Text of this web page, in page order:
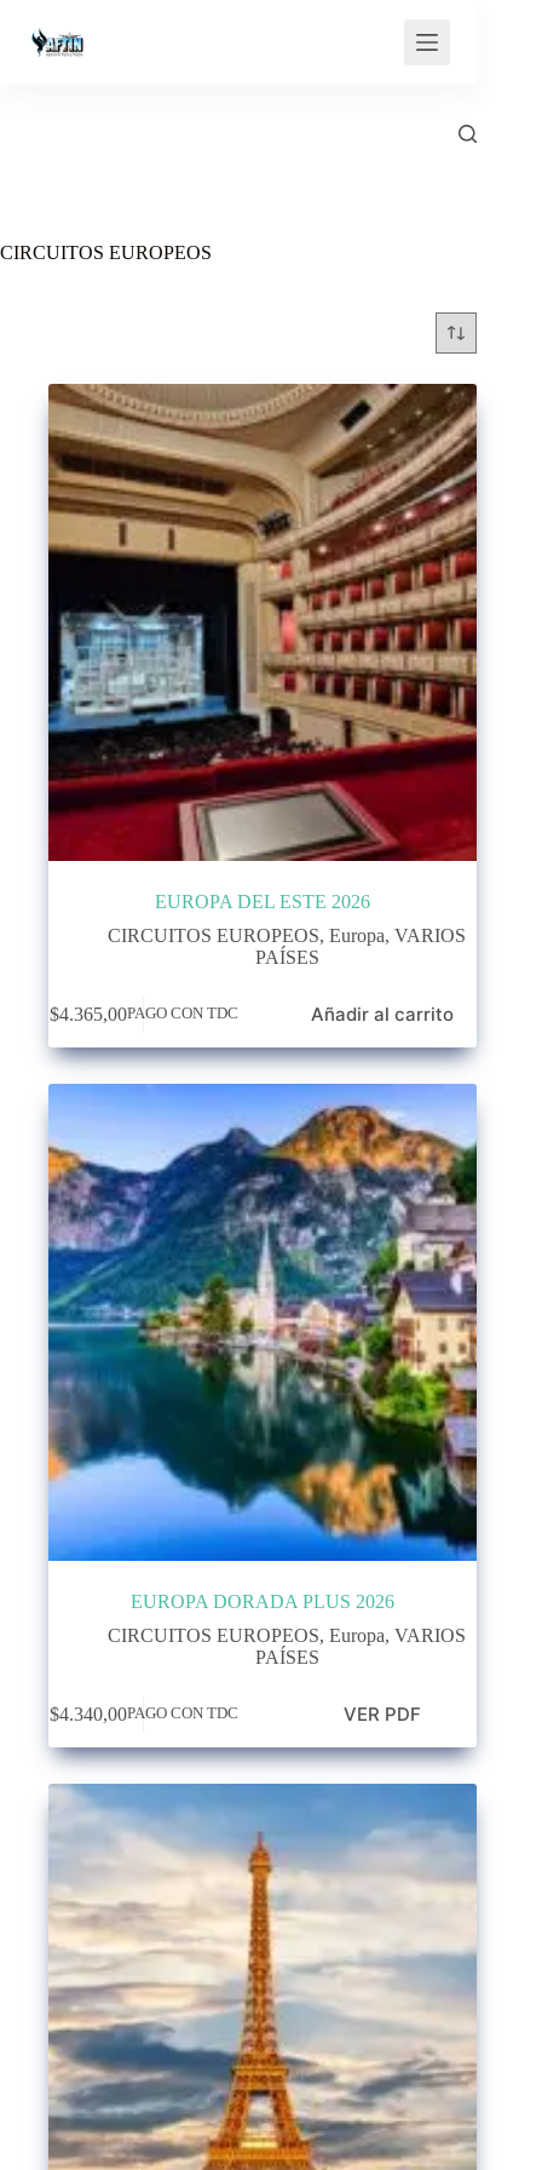
contenido
CIRCUITOS EUROPEOS
EUROPA DEL ESTE 2026
CIRCUITOS EUROPEOS,Europa,VARIOS
PAÍSES
$4.365,00PAGO CON TDC Añadir al carrito
EUROPA DORADA PLUS 2026
CIRCUITOS EUROPEOS,Europa,VARIOS
PAÍSES
$4.340,00PAGO CON TDC VER PDF